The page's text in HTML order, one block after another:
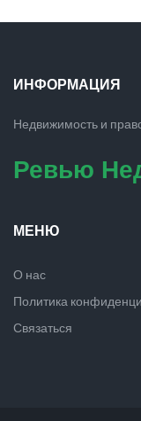
ИНФОРМАЦИЯ
Недвижимость и
Ревью
МЕНЮ
О нас
Политика
Связаться